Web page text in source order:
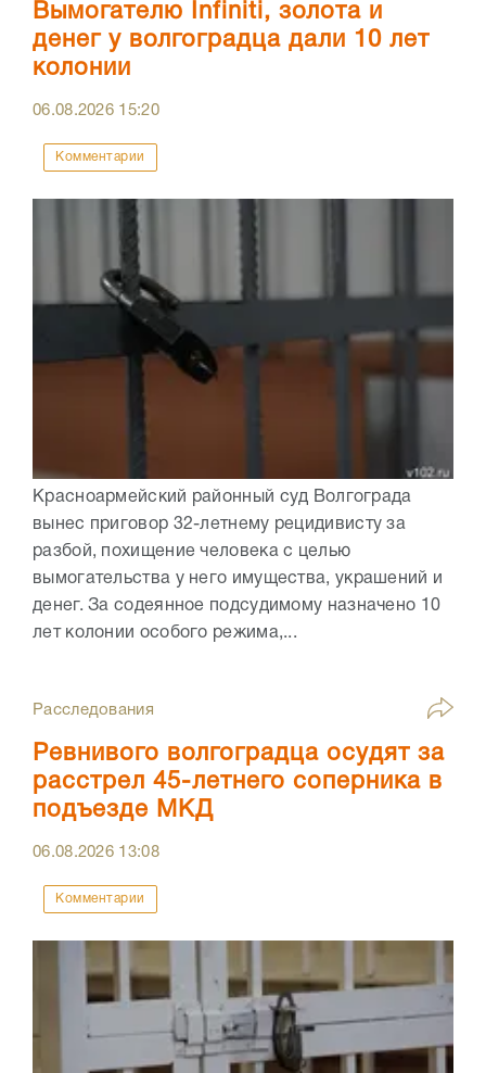
Вымогателю Infiniti, золота и
денег у волгоградца дали 10 лет
колонии
06.08.2026 15:20
Комментарии
Красноармейский районный суд Волгограда
вынес приговор 32-летнему рецидивисту за
разбой, похищение человека с целью
вымогательства у него имущества, украшений и
денег. За содеянное подсудимому назначено 10
лет колонии особого режима,...
Расследования
Ревнивого волгоградца осудят за
расстрел 45-летнего соперника в
подъезде МКД
06.08.2026 13:08
Комментарии